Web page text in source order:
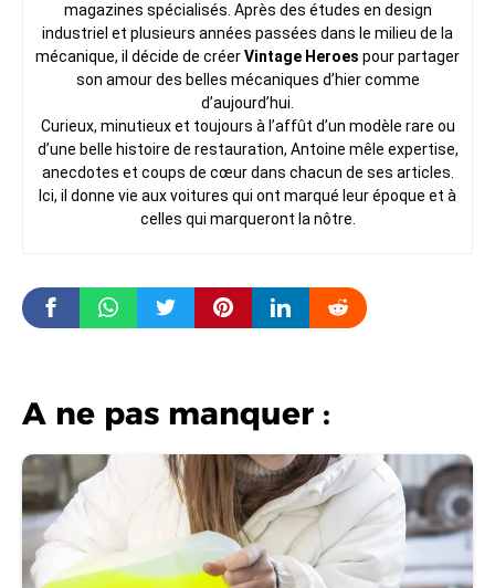
magazines spécialisés. Après des études en design
industriel et plusieurs années passées dans le milieu de la
mécanique, il décide de créerVintage Heroes pour partager
son amour des belles mécaniques d’hier comme
d’aujourd’hui.
Curieux, minutieux et toujours à l’affût d’un modèle rare ou
d’une belle histoire de restauration, Antoine mêle expertise,
anecdotes et coups de cœur dans chacun de ses articles.
Ici, il donne vie aux voitures qui ont marqué leur époque et à
celles qui marqueront la nôtre.
A ne pas manquer :